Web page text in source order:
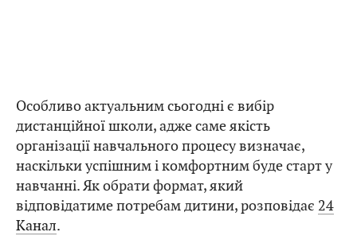
Особливо актуальним сьогодні є вибір
дистанційної школи, адже саме якість
організації навчального процесу визначає,
наскільки успішним і комфортним буде старт у
навчанні. Як обрати формат, який
відповідатиме потребам дитини, розповідає 24
Канал.